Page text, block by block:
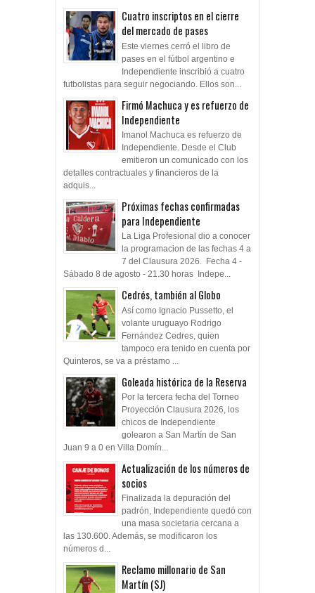
Cuatro inscriptos en el cierre
del mercado de pases
Este viernes cerró el libro de
pases en el fútbol argentino e
Independiente inscribió a cuatro
futbolistas para seguir negociando. Ellos son...
Firmó Machuca y es refuerzo de
Independiente
Imanol Machuca es refuerzo de
Independiente. Desde el Club
emitieron un comunicado con los
detalles contractuales y financieros de la
adquis...
Próximas fechas confirmadas
para Independiente
La Liga Profesional dio a conocer
la programacion de las fechas 4 a
7 del Clausura 2026. Fecha 4 -
Sábado 8 de agosto - 21.30 horas Indepe...
Cedrés, también al Globo
Así como Ignacio Pussetto, el
volante uruguayo Rodrigo
Fernández Cedres, quien
tampoco era tenido en cuenta por
Quinteros, se va a préstamo ...
Goleada histórica de la Reserva
Por la tercera fecha del Torneo
Proyección Clausura 2026, los
chicos de Independiente
golearon a San Martín de San
Juan 9 a 0 en Villa Domín...
Actualización de los números de
socios
Finalizada la depuración del
padrón, Independiente quedó con
una masa societaria cercana a
las 130.600. Además, se modificaron los
números d...
Reclamo millonario de San
Martín (SJ)